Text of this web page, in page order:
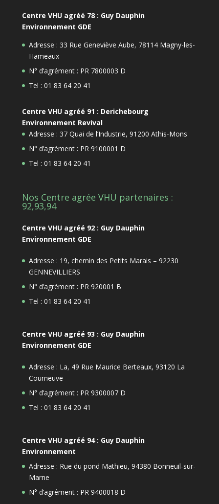
Centre VHU agréé 78 : Guy Dauphin
Environnement GDE
Adresse : 33 Rue Geneviève Aube, 78114 Magny-les-
Hameaux
N° d’agrément : PR 7800003 D
Tel : 01 83 64 20 41
Centre VHU agréé 91 : Derichebourg
Environnement Revival
Adresse : 37 Quai de l’Industrie, 91200 Athis-Mons
N° d’agrément : PR 9100001 D
Tel : 01 83 64 20 41
Nos Centre agrée VHU partenaires :
92,93,94
Centre VHU agréé 92 : Guy Dauphin
Environnement GDE
Adresse : 19, chemin des Petits Marais – 92230
GENNEVILLIERS
N° d’agrément : PR 920001 B
Tel : 01 83 64 20 41
Centre VHU agréé 93 : Guy Dauphin
Environnement GDE
Adresse : La, 49 Rue Maurice Berteaux, 93120 La
Courneuve
N° d’agrément : PR 9300007 D
Tel : 01 83 64 20 41
Centre VHU agréé 94 : Guy Dauphin
Environnement
Adresse : Rue du pond Mathieu, 94380 Bonneuil-sur-
Marne
N° d’agrément : PR 9400018 D